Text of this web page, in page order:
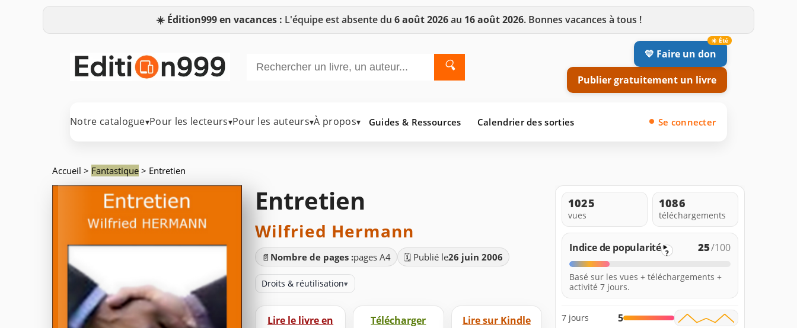
☀️ Édition999 en vacances : L'équipe est absente du 6 août 2026au 16 août 2026. Bonnes vacances à tous !
🔍
💛 Faire un don
Publier gratuitement un livre
Notre catalogue▾Pour les lecteurs▾Pour les auteurs▾À propos▾ Guides & Ressources Calendrier des sorties Se connecter
Accueil > Fantastique > Entretien
Entretien
Wilfried Hermann
📄 Nombre de pages :pages A4 🗓️ Publié le26 juin 2006
Droits & réutilisation▾
Lire le livre en
Télécharger
Lire sur Kindle
1025
vues
1086
téléchargements
Indice de popularité ? 25/100
Basé sur les vues + téléchargements +
activité 7 jours.
7 jours 5